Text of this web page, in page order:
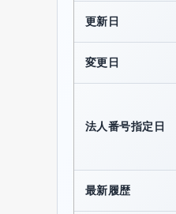
更新日
変更日
法人番号指定日
最新履歴